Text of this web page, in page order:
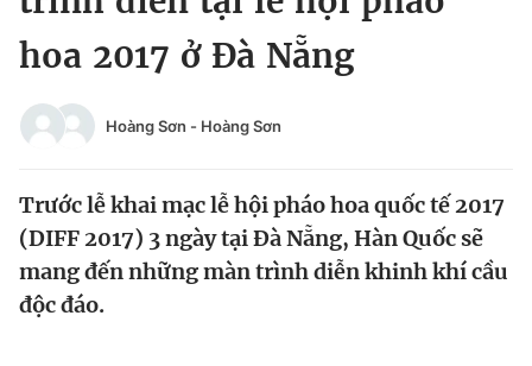
Chào ngày mới Tin 24h
Video Magazine
Sản phẩm khác
Tin đã xem
Đăng xuất
hoa 2017 ở Đà Nẵng
Hoàng Sơn - Hoàng Sơn
Trước lễ khai mạc lễ hội pháo hoa quốc tế 2017
(DIFF 2017) 3 ngày tại Đà Nẵng, Hàn Quốc sẽ
mang đến những màn trình diễn khinh khí cầu
độc đáo.